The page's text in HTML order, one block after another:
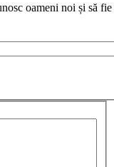
oameni noi și să